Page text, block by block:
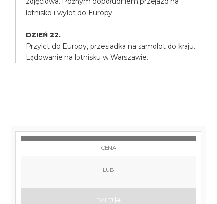
lotnisko i wylot do Europy.
DZIEŃ 22.
Przylot do Europy, przesiadka na samolot do kraju.
Lądowanie na lotnisku w Warszawie.
CENA
LUB
DALEJ